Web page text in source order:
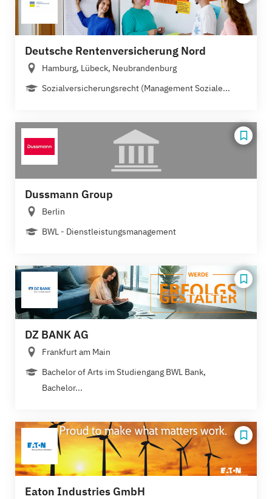
Deutsche Rentenversicherung Nord
Hamburg, Lübeck, Neubrandenburg
Sozialversicherungsrecht (Management Soziale...
Dussmann Group
Berlin
BWL - Dienstleistungsmanagement
DZ BANK AG
Frankfurt am Main
Bachelor of Arts im Studiengang BWL Bank,
Bachelor...
Eaton Industries GmbH